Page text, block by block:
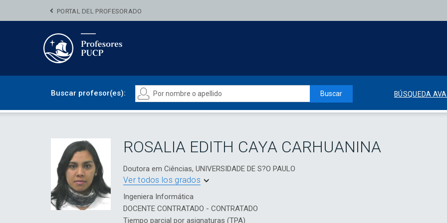
PORTAL DEL PROFESORADO
Buscar profesor(es): Buscar BÚSQUEDA
ROSALIA EDITH CAYA CARHUANINA
Doutora em Ciências, UNIVERSIDADE DE S?O PAULO
Ver todos los grados
Ingeniera Informática
DOCENTE CONTRATADO - CONTRATADO
Tiempo parcial por asignaturas (TPA)